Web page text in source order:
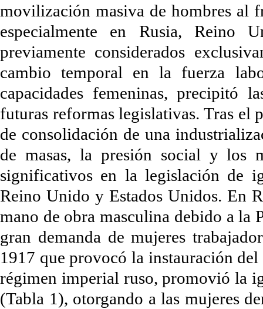
movilización masiva de hombres al
especialmente en Rusia, Reino
previamente considerados
cambio temporal en la fuerza
capacidades femeninas, precipitó
futuras reformas legislativas. Tras
de consolidación de una
de masas, la presión social y los
significativos en la legislación de
Reino Unido y Estados Unidos. En
mano de obra masculina debido a
gran demanda de mujeres
1917 que provocó la instauración
régimen imperial ruso, promovió la
(Tabla 1), otorgando a las mujeres